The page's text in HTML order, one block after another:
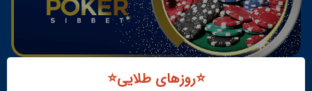
⭐️روزهای طلایی⭐️